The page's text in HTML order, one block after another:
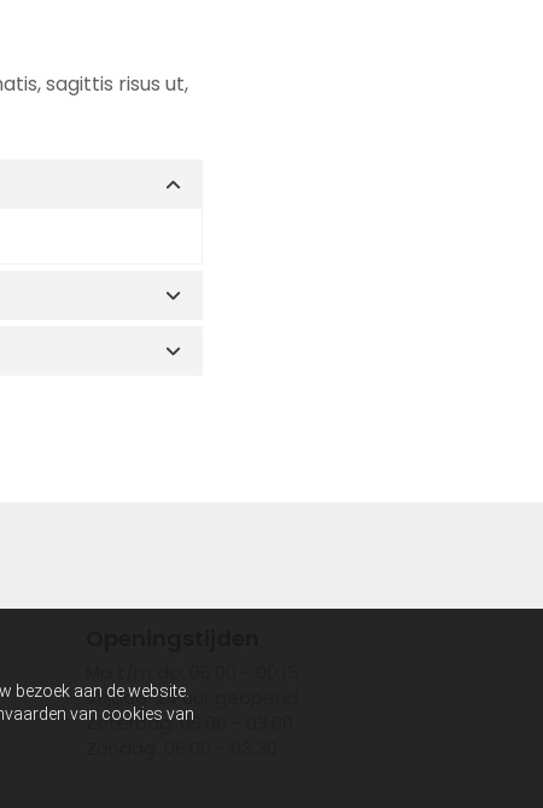
bezoek aan de website.
van cookies van
sagittis risus ut,
Vrijdag: 24 uur geopend
Zaterdag: 06:00 - 03:00